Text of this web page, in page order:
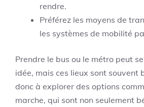
rendre.
Préférez les moyens de
les systèmes de mobilité
Prendre le bus ou le métro peut
idée, mais ces lieux sont souvent
donc à explorer des options
marche, qui sont non seulement